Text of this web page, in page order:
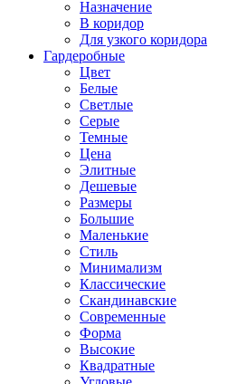
Назначение
В коридор
Для узкого коридора
Гардеробные
Цвет
Белые
Светлые
Серые
Темные
Цена
Элитные
Дешевые
Размеры
Большие
Маленькие
Стиль
Минимализм
Классические
Скандинавские
Современные
Форма
Высокие
Квадратные